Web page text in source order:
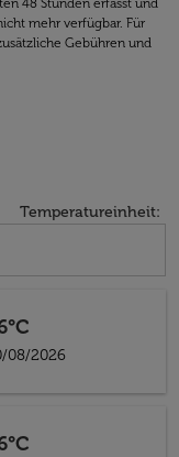
48 Stunden erfasst und
mehr verfügbar. Für
Gebühren und
Temperatureinheit:
08/2026